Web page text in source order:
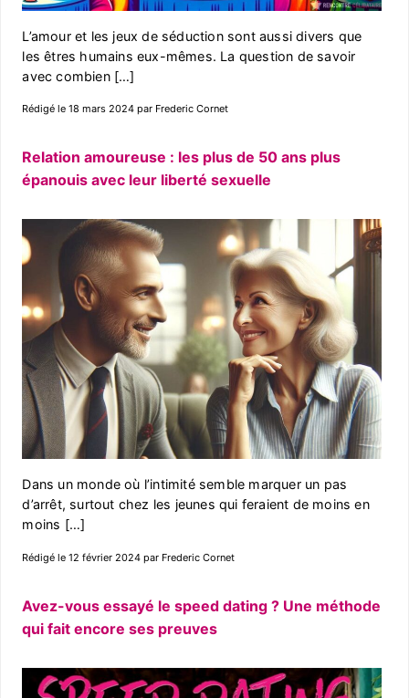
L’amour et les jeux de séduction sont aussi divers que
les êtres humains eux-mêmes. La question de savoir
avec combien […]
Rédigé le 18 mars 2024 par Frederic Cornet
Relation amoureuse : les plus de 50 ans plus
épanouis avec leur liberté sexuelle
Dans un monde où l’intimité semble marquer un pas
d’arrêt, surtout chez les jeunes qui feraient de moins en
moins […]
Rédigé le 12 février 2024 par Frederic Cornet
Avez-vous essayé le speed dating ? Une méthode
qui fait encore ses preuves